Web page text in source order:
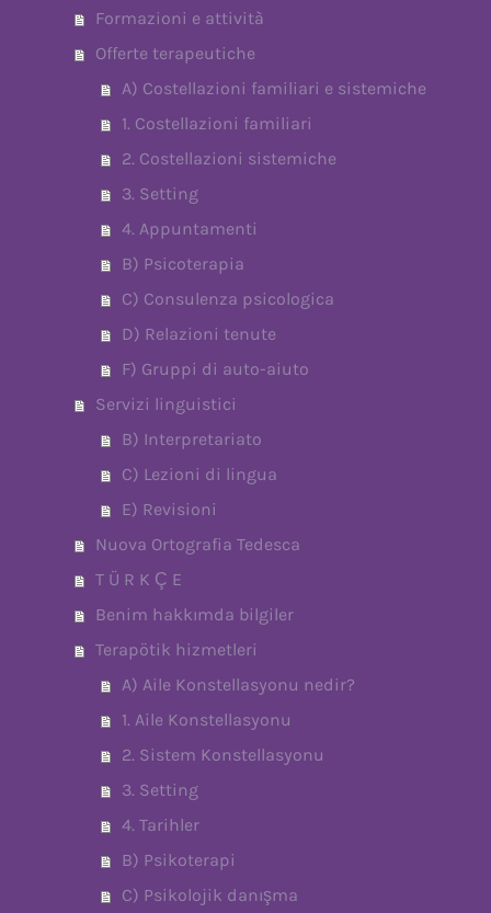
Formazioni e attività
Offerte terapeutiche
A) Costellazioni familiari e sistemiche
1. Costellazioni familiari
2. Costellazioni sistemiche
3. Setting
4. Appuntamenti
B) Psicoterapia
C) Consulenza psicologica
D) Relazioni tenute
F) Gruppi di auto-aiuto
Servizi linguistici
B) Interpretariato
C) Lezioni di lingua
E) Revisioni
Nuova Ortografia Tedesca
T Ü R K Ç E
Benim hakkımda bilgiler
Terapötik hizmetleri
A) Aile Konstellasyonu nedir?
1. Aile Konstellasyonu
2. Sistem Konstellasyonu
3. Setting
4. Tarihler
B) Psikoterapi
C) Psikolojik danışma